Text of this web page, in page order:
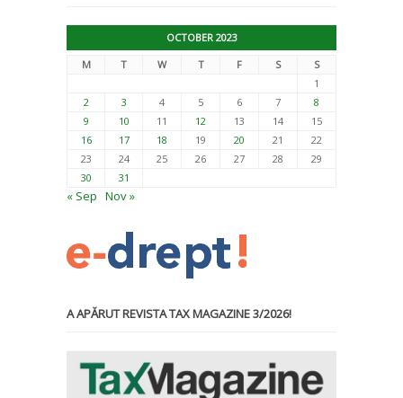
OCTOBER 2023
M
T W T F S
S
1
2
3 4 5 6 7
8
9
10 11 12 13 14
15
16
17 18 19 20 21
22
23
24 25 26 27 28
29
30
31
« Sep Nov »
A APĂRUT REVISTA TAX MAGAZINE 3/2026!